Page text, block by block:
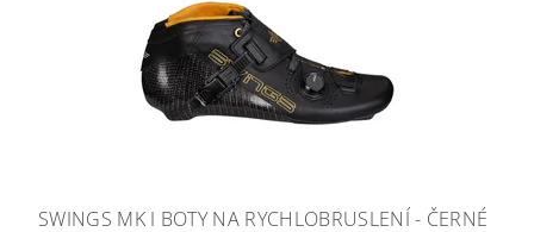
SWINGS MK I BOTY NA RYCHLOBRUSLENÍ - ČERNÉ